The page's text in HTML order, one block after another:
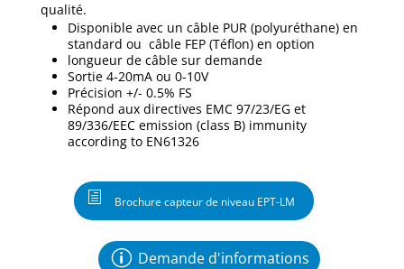
qualité.
Disponible avec un câble PUR (polyuréthane) en
standard ou câble FEP (Téflon) en option
longueur de câble sur demande
Sortie 4-20mA ou 0-10V
Précision +/- 0.5% FS
Répond aux directives EMC 97/23/EG et
89/336/EEC emission (class B) immunity
according to EN61326
Brochure capteur de niveau EPT-LM
Demande d'informations